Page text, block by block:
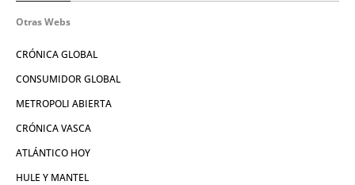
Otras Webs
CRÓNICA GLOBAL
CONSUMIDOR GLOBAL
METROPOLI ABIERTA
CRÓNICA VASCA
ATLÁNTICO HOY
HULE Y MANTEL